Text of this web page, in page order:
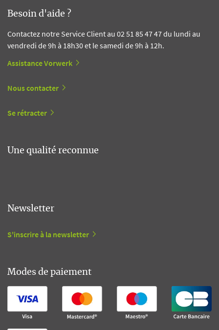
Besoin d'aide ?
Contactez notre Service Client au 02 51 85 47 47 du lundi au
vendredi de 9h à 18h30 et le samedi de 9h à 12h.
Assistance Vorwerk
Nous contacter
Se rétracter
Une qualité reconnue
Newsletter
S'inscrire à la newsletter
Modes de paiement